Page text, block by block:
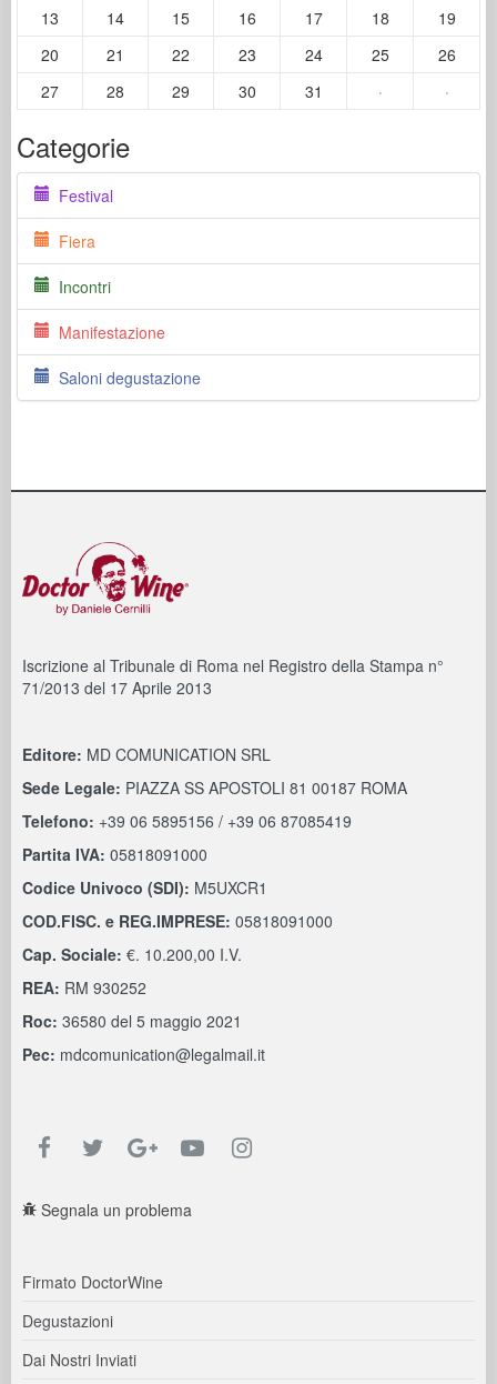
13 14 15 16 17 18
19
20
21 22 23 24 25
26
27
28 29 30 31 · ·
Categorie
Festival
Fiera
Incontri
Manifestazione
Saloni degustazione
Iscrizione al Tribunale di Roma nel Registro della Stampa n°
71/2013 del 17 Aprile 2013
Editore: MD COMUNICATION SRL
Sede Legale: PIAZZA SS APOSTOLI 81 00187 ROMA
Telefono: +39 06 5895156 / +39 06 87085419
Partita IVA: 05818091000
Codice Univoco (SDI): M5UXCR1
COD.FISC. e REG.IMPRESE: 05818091000
Cap. Sociale: €. 10.200,00 I.V.
REA: RM 930252
Roc: 36580 del 5 maggio 2021
Pec: mdcomunication@legalmail.it
Segnala un problema
Firmato DoctorWine
Degustazioni
Dai Nostri Inviati